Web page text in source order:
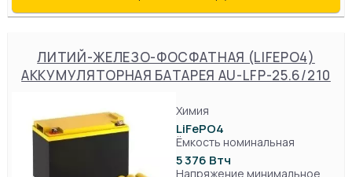
ЛИТИЙ-ЖЕЛЕЗО-ФОСФАТНАЯ (LIFEPO4)
АККУМУЛЯТОРНАЯ БАТАРЕЯ AU-LFP-25.6/210
Химия
LiFePO4
Ёмкость номинальная
5 376 Втч
Напряжение минимальное